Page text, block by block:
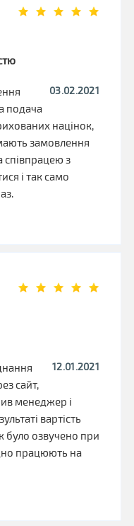
03.02.2021
подача
націнок,
замовлення
співпрацею з
і так само
12.01.2021
сайт,
менеджер і
вартість
було озвучено при
працюють на